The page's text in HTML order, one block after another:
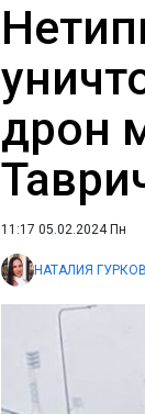
дрон
11:17 05.02.2024 Пн
НАТАЛИЯ